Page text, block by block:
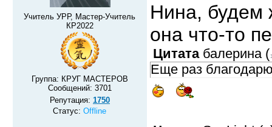
Учитель УРР, Мастер-Учитель
КР2022
Группа: КРУГ МАСТЕРОВ
Сообщений: 3701
Репутация: 1750
Статус:Offline
Нина, будем
она что-то
Цитата балерина (
Еще раз